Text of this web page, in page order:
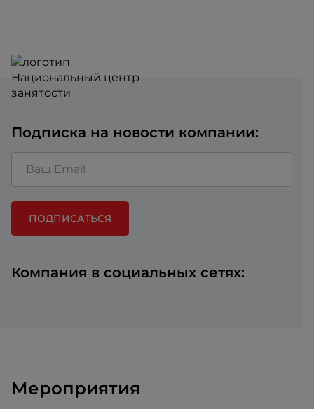
Подписка на новости компании:
ПОДПИСАТЬСЯ
Компания в социальных сетях:
Мероприятия